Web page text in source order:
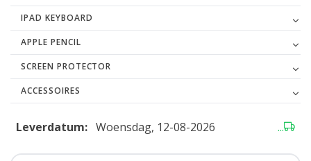
IPAD KEYBOARD
APPLE PENCIL
SCREEN PROTECTOR
ACCESSOIRES
Leverdatum: Woensdag, 12-08-2026 ...